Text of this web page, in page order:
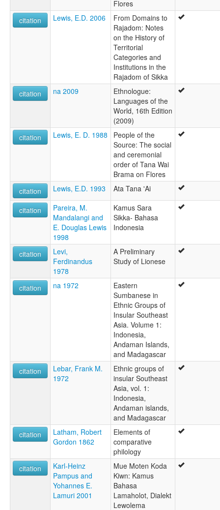
Flores
citation
Lewis, E.D. 2006
From Domains to
Rajadom: Notes
on the History of
Territorial
Categories and
Institutions in the
Rajadom of Sikka
citation
na 2009
Ethnologue:
Languages of the
World, 16th Edition
(2009)
citation
Lewis, E. D. 1988
People of the
Source: The social
and ceremonial
order of Tana Wai
Brama on Flores
citation
Lewis, E.D. 1993 Ata Tana 'Ai
citation
Pareira, M.
Mandalangi and
E. Douglas Lewis
1998
Kamus Sara
Sikka- Bahasa
Indonesia
citation
Levi,
Ferdinandus
1978
A Preliminary
Study of Lionese
citation na 1972
Eastern
Sumbanese in
Ethnic Groups of
Insular Southeast
Asia. Volume 1:
Indonesia,
Andaman Islands,
and Madagascar
citation
Lebar, Frank M.
1972
Ethnic groups of
insular Southeast
Asia, vol. 1:
Indonesia,
Andaman islands,
and Madagascar
citation
Latham, Robert
Gordon 1862
Elements of
comparative
philology
citation
Karl-Heinz
Pampus and
Yohannes E.
Lamuri 2001
Mue Moten Koda
Kiwn: Kamus
Bahasa
Lamaholot, Dialekt
Lewolema